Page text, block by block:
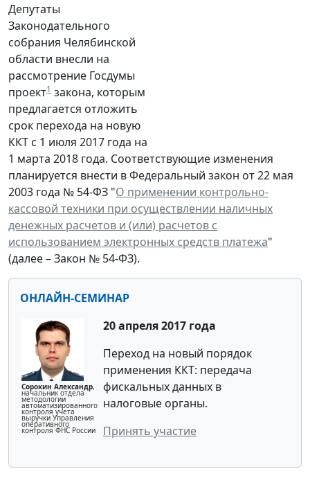
Депутаты
Законодательного
собрания Челябинской
области внесли на
рассмотрение Госдумы
проект1 закона, которым
предлагается отложить
срок перехода на новую
ККТ с 1 июля 2017 года на
1 марта 2018 года. Соответствующие изменения
планируется внести в Федеральный закон от 22 мая
2003 года № 54-ФЗ "О применении контрольно-
кассовой техники при осуществлении наличных
денежных расчетов и (или) расчетов с
использованием электронных средств платежа"
(далее – Закон № 54-ФЗ).
ОНЛАЙН-СЕМИНАР
Сорокин Александр,
начальник отдела
методологии
автоматизированного
контроля учета
выручки Управления
оперативного
контроля ФНС России
20 апреля 2017 года
Переход на новый порядок
применения ККТ: передача
фискальных данных в
налоговые органы.
Принять участие